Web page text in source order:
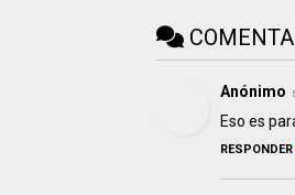
Anónimo
Eso es
RESPONDER